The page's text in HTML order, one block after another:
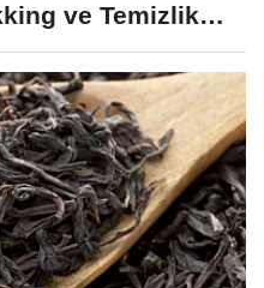
ve Temizlik